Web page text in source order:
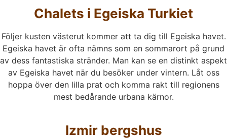
Chalets i Egeiska Turkiet
Följer kusten västerut kommer att ta dig till Egeiska havet.
Egeiska havet är ofta nämns som en sommarort på grund
av dess fantastiska stränder. Man kan se en distinkt aspekt
av Egeiska havet när du besöker under vintern. Låt oss
hoppa över den lilla prat och komma rakt till regionens
mest bedårande urbana kärnor.
Izmir bergshus